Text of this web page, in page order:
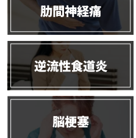
肋間神経痛
逆流性食道炎
脳梗塞